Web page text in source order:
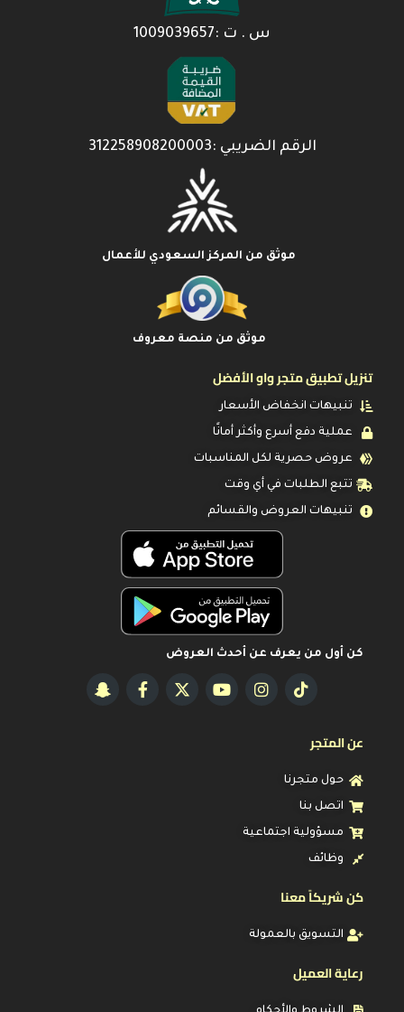
س . ت :1009039657
الرقم الضريبي :312258908200003
موثق من المركز السعودي للأعمال
موثق من منصة معروف
تنزيل تطبيق متجر واو الأفضل
تنبيهات انخفاض الأسعار
عملية دفع أسرع وأكثر أمانًا
عروض حصرية لكل المناسبات
تتبع الطلبات في أي وقت
تنبيهات العروض والقسائم
كن أول من يعرف عن أحدث العروض
عن المتجر
حول متجرنا
اتصل بنا
مسؤولية اجتماعية
وظائف
كن شريكاً معنا
التسويق بالعمولة
رعاية العميل